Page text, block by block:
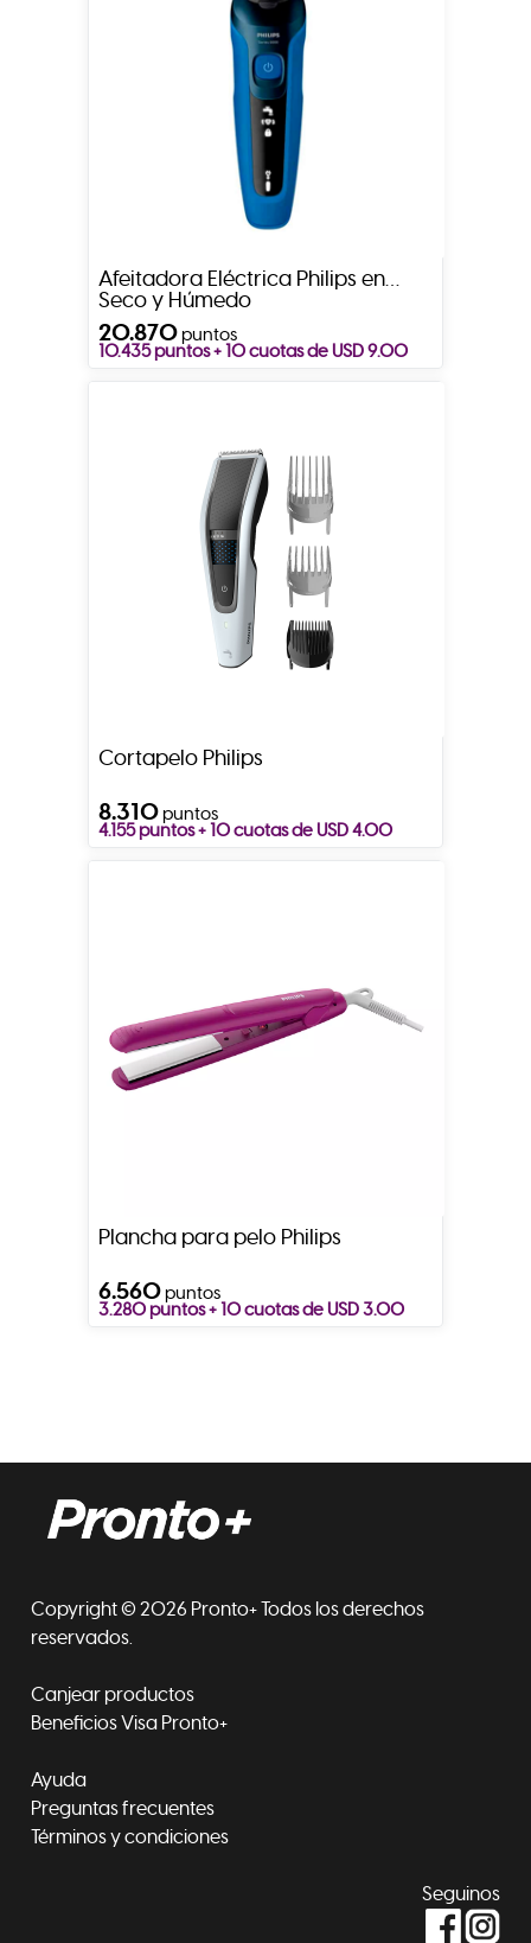
Afeitadora Eléctrica Philips en
Seco y Húmedo
20.870puntos
10.435 puntos + 10 cuotas de USD 9.00
Cortapelo Philips
8.310puntos
4.155 puntos + 10 cuotas de USD 4.00
Plancha para pelo Philips
6.560puntos
3.280 puntos + 10 cuotas de USD 3.00
Copyright © 2026 Pronto+ Todos los derechos
reservados.
Canjear productos
Beneficios Visa Pronto+
Ayuda
Preguntas frecuentes
Términos y condiciones
Seguinos